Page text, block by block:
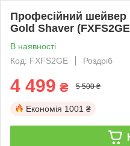
Професійний шейвер
Gold Shaver
В наявності
Код: FXFS2GE
Роздріб
4 499 ₴ 5 500 ₴
Економія 1001 ₴